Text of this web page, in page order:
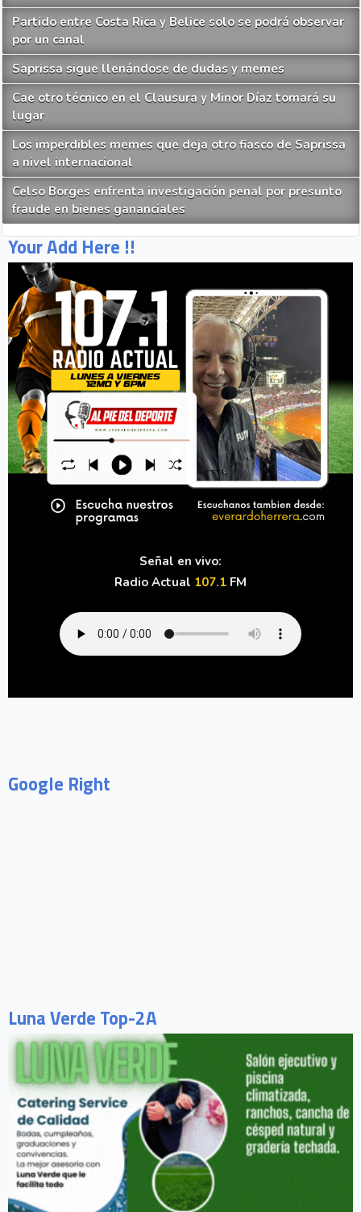
Partido entre Costa Rica y Belice solo se podrá observar
por un canal
Saprissa sigue llenándose de dudas y memes
Cae otro técnico en el Clausura y Minor Díaz tomará su
lugar
Los imperdibles memes que deja otro fiasco de Saprissa
a nivel internacional
Celso Borges enfrenta investigación penal por presunto
fraude en bienes gananciales
Your Add Here !!
Señal en vivo:
Radio Actual 107.1 FM
Google Right
Luna Verde Top-2A